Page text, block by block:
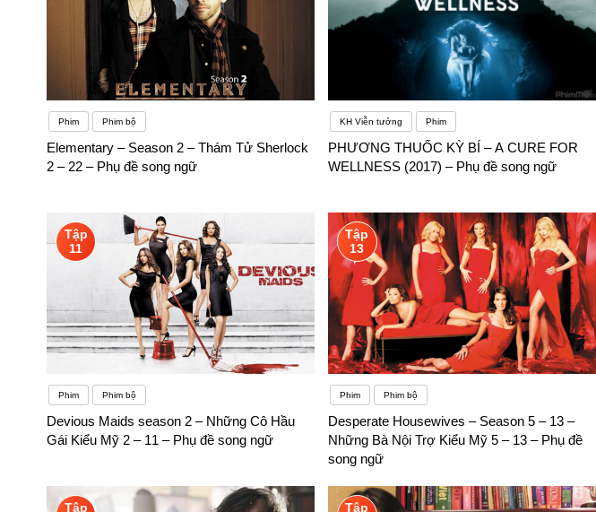
Phim Phim bộ
Elementary – Season 2 – Thám Tử Sherlock
2 – 22 – Phụ đề song ngữ
KH Viễn tưởng Phim
PHƯƠNG THUỐC KỲ BÍ – A CURE FOR
WELLNESS (2017) – Phụ đề song ngữ
Tập
11
Phim Phim bộ
Devious Maids season 2 – Những Cô Hầu
Gái Kiểu Mỹ 2 – 11 – Phụ đề song ngữ
Tập
13
Phim Phim bộ
Desperate Housewives – Season 5 – 13 –
Những Bà Nội Trợ Kiểu Mỹ 5 – 13 – Phụ đề
song ngữ
Tập
Tập